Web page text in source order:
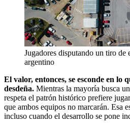
Jugadores disputando un tiro de
argentino
El valor, entonces, se esconde en lo
desdeña. Mientras la mayoría busca
respeta el patrón histórico prefiere
que ambos equipos no marcarán. Esa
incluso cuando el desarrollo se pone